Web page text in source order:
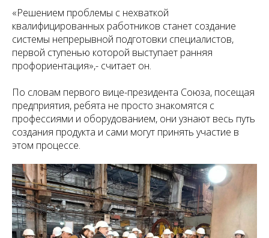
«Решением проблемы с нехваткой
квалифицированных работников станет создание
системы непрерывной подготовки специалистов,
первой ступенью которой выступает ранняя
профориентация»,- считает он.
По словам первого вице-президента Союза, посещая
предприятия, ребята не просто знакомятся с
профессиями и оборудованием, они узнают весь путь
создания продукта и сами могут принять участие в
этом процессе.